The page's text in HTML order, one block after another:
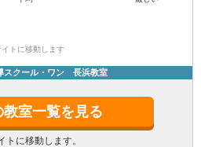
トに移動します
スクール・ワン 長浜教室
室一覧を見る
トに移動します。